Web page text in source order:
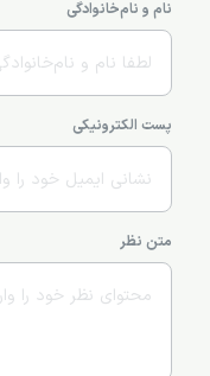
نام و نام‌خانوادگی
پست الکترونیکی
متن نظر